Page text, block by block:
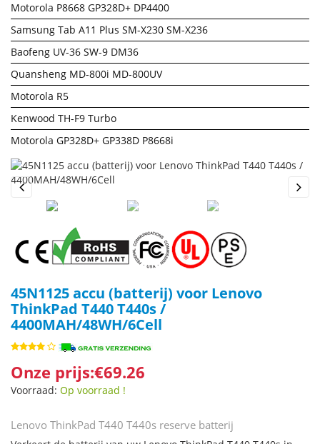
Motorola P8668 GP328D+ DP4400
Samsung Tab A11 Plus SM-X230 SM-X236
Baofeng UV-36 SW-9 DM36
Quansheng MD-800i MD-800UV
Motorola R5
Kenwood TH-F9 Turbo
Motorola GP328D+ GP338D P8668i
Previous
45N1125 accu (batterij) voor Lenovo
ThinkPad T440 T440s /
4400MAH/48WH/6Cell
Onze prijs:€69.26
Voorraad: Op voorraad !
Lenovo ThinkPad T440 T440s reserve batterij